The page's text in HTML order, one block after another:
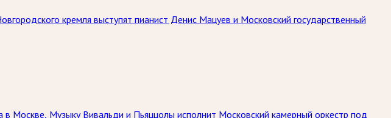
кремля выступят пианист Денис Мацуев и Московский государственный
Москве. Музыку Вивальди и Пьяццолы исполнит Московский камерный оркестр под